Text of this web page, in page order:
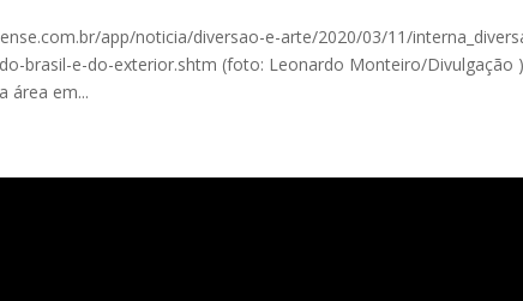
app/noticia/diversao-e-arte/2020/03/11/
brasil-e-do-exterior.shtm (foto: Leonardo Monteiro/Divulgação
área em...